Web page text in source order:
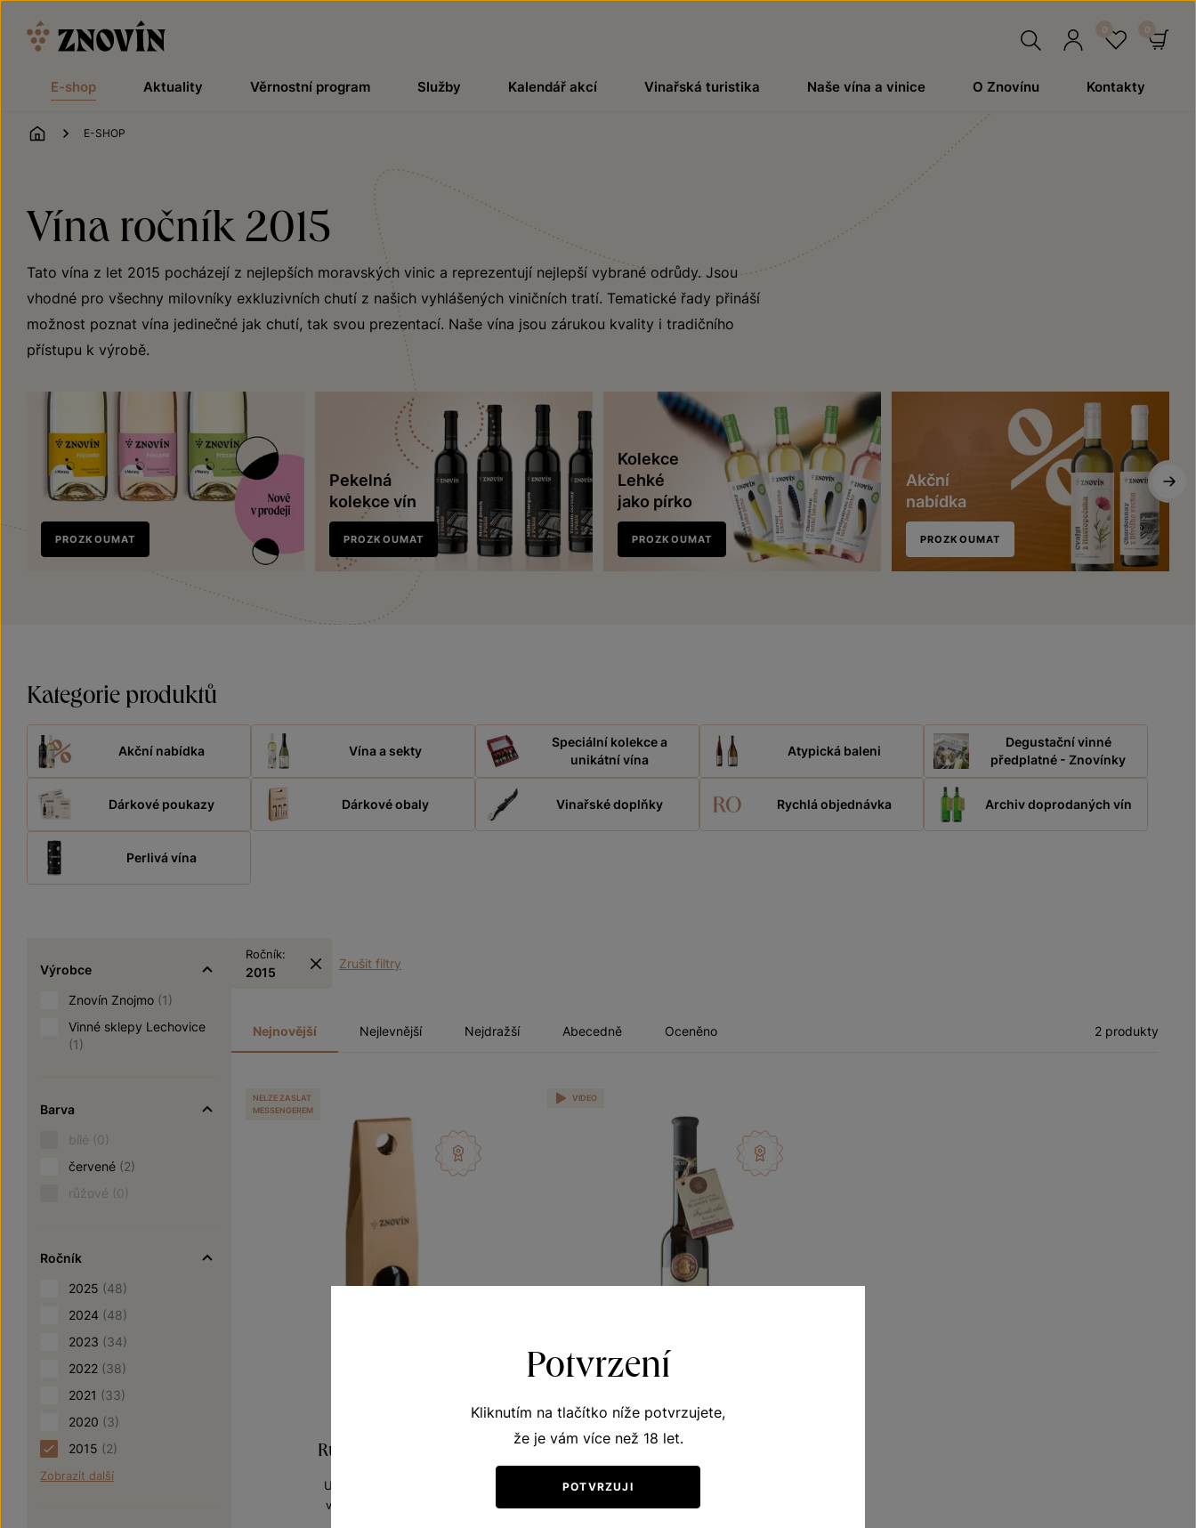
E-shop Aktuality Věrnostní program Služby Kalendář akcí Vinařská turistika Naše vína a vinice O Znovínu Kontakty
ÚVOD
E-SHOP
Vína ročník 2015
Tato vína z let 2015 pocházejí z nejlepších moravských vinic a reprezentují nejlepší vybrané odrůdy. Jsou
vhodné pro všechny milovníky exkluzivních chutí z našich vyhlášených viničních tratí. Tematické řady přináší
možnost poznat vína jedinečné jak chutí, tak svou prezentací. Naše vína jsou zárukou kvality i tradičního
přístupu k výrobě.
Nově
v prodeji
PROZKOUMAT
Pekelná
kolekce vín
PROZKOUMAT
Kolekce
Lehké
jako pírko
PROZKOUMAT
Akční
nabídka
PROZKOUMAT
Kategorie produktů
Akční nabídka Vína a sekty
Speciální kolekce a
unikátní vína
Atypická baleni
Degustační vinné
předplatné - Znovínky
Dárkové poukazy Dárkové obaly Vinařské doplňky Rychlá objednávka Archiv doprodaných vín
Perlivá vína
Výrobce
Znovín Znojmo (1)
Vinné sklepy Lechovice
(1)
Barva
bílé (0)
červené (2)
růžové (0)
Ročník
2025 (48)
2024 (48)
2023 (34)
2022 (38)
2021 (33)
2020 (3)
2015 (2)
Zobrazit další
Ročník:
2015
Zrušit filtry
Nejnovější Nejlevnější Nejdražší Abecedně Oceněno 2 produkty
Rulandské modré
Unikátní archivní vína
výběr z hroznů 2015
NELZE ZASLAT
MESSENGEREM
Frankovka
Přívlastková vína z VS Lechovice
slámové víno 2015
VIDEO
Potvrzení
Kliknutím na tlačítko níže potvrzujete,
že je vám více než 18 let.
POTVRZUJI